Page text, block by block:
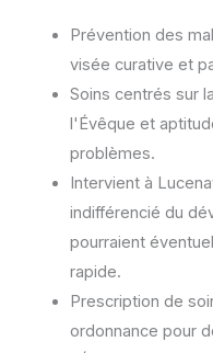
Prévention des
visée curative et
Soins centrés sur
l'Évêque et
problèmes.
Intervient à
indifférencié du
pourraient
rapide.
Prescription de
ordonnance pour